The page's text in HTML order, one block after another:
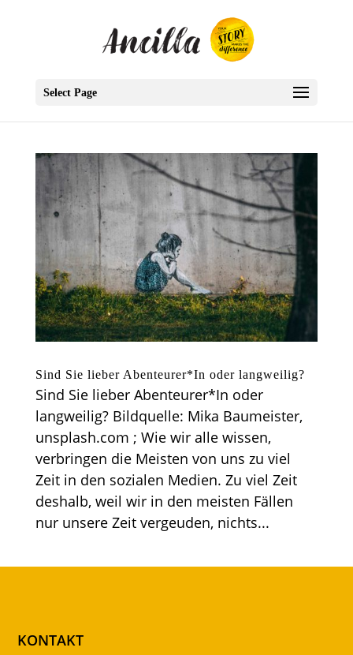
Select Page
Sind Sie lieber Abenteurer*In oder langweilig?
Sind Sie lieber Abenteurer*In oder
langweilig? Bildquelle: Mika Baumeister,
unsplash.com ; Wie wir alle wissen,
verbringen die Meisten von uns zu viel
Zeit in den sozialen Medien. Zu viel Zeit
deshalb, weil wir in den meisten Fällen
nur unsere Zeit vergeuden, nichts...
KONTAKT